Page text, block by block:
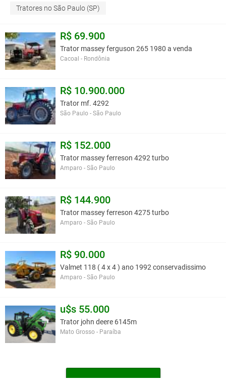
Tratores no São Paulo (SP)
R$ 69.900
Trator massey ferguson 265 1980 a venda
Cacoal - Rondônia
R$ 10.900.000
Trator mf. 4292
São Paulo - São Paulo
R$ 152.000
Trator massey ferreson 4292 turbo
Amparo - São Paulo
R$ 144.900
Trator massey ferreson 4275 turbo
Amparo - São Paulo
R$ 90.000
Valmet 118 ( 4 x 4 ) ano 1992 conservadissimo
Amparo - São Paulo
u$s 55.000
Trator john deere 6145m
Mato Grosso - Paraíba